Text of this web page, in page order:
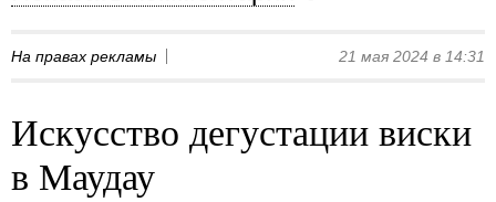
На правах рекламы 21 мая 2024 в 14:31
Искусство дегустации виски
в Маудау